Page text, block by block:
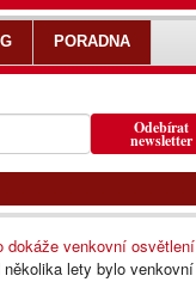
Odebírat
newsletter
dokáže venkovní osvětlení
několika lety bylo venkovní
PORADNA